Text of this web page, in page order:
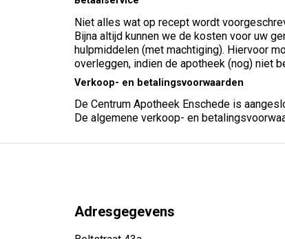
Niet alles wat op recept wordt
Bijna altijd kunnen we de kosten voor uw
hulpmiddelen (met machtiging). Hiervoor
overleggen, indien de apotheek (nog) niet
Verkoop- en betalingsvoorwaarden
De Centrum Apotheek Enschede is
De algemene verkoop- en
Adresgegevens